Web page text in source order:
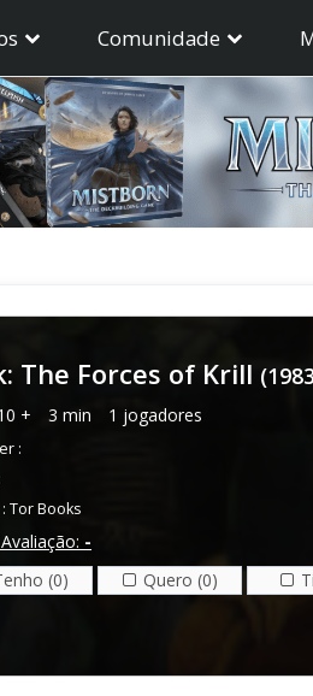
Comunidade
The Forces of Krill
+ 3 min 1 jogadores
:
Tor Books
-
(0)
Quero (0)